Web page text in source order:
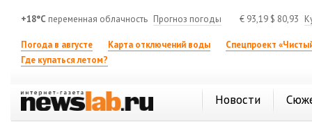
+18°C переменная облачность Прогноз погоды € 93,19 $ 80,93
Погода в августе Карта отключений воды
Спецпроект
Где купаться летом?
Новости